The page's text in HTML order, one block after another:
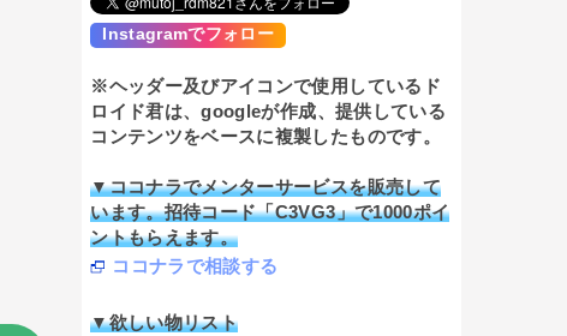
Instagramでフォロー
※ヘッダー及びアイコンで使用しているド
ロイド君は、googleが作成、提供している
コンテンツをベースに複製したものです。
▼ココナラでメンターサービスを販売して
います。招待コード「C3VG3」で1000ポイ
ントもらえます。
ココナラで相談する
▼欲しい物リスト